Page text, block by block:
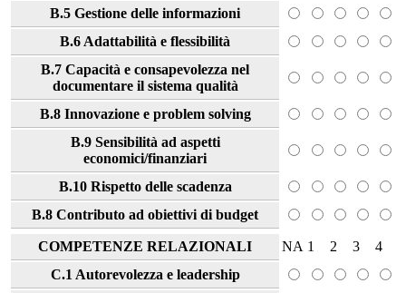
B.5 Gestione delle informazioni
B.6 Adattabilità e flessibilità
B.7 Capacità e consapevolezza nel
documentare il sistema qualità
B.8 Innovazione e problem solving
B.9 Sensibilità ad aspetti
economici/finanziari
B.10 Rispetto delle scadenza
B.8 Contributo ad obiettivi di budget
COMPETENZE RELAZIONALI NA 1 2 3
4
C.1 Autorevolezza e leadership